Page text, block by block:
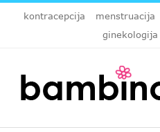
kontracepcija menstruacija
ginekologija